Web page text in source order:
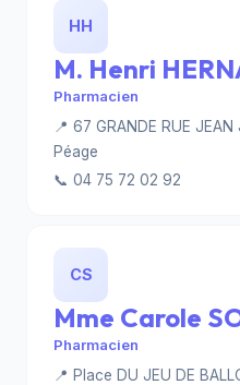
HH
M. Henri
Pharmacien
📍 67 GRANDE RUE
Péage
📞 04 75 72 02 92
CS
Mme Carole
Pharmacien
📍 Place DU JEU DE